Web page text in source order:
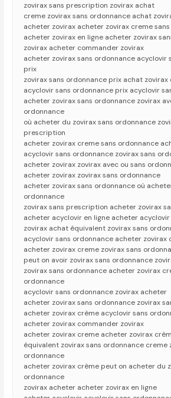
zovirax sans prescription zovirax achat
creme zovirax sans ordonnance achat
acheter zovirax acheter zovirax creme
acheter zovirax en ligne acheter zovirax
zovirax acheter commander zovirax
acheter zovirax sans ordonnance acyclovir
prix
zovirax sans ordonnance prix achat zovirax
acyclovir sans ordonnance prix acyclovir
acheter zovirax sans ordonnance zovirax
ordonnance
où acheter du zovirax sans ordonnance
prescription
acheter zovirax creme sans ordonnance
acyclovir sans ordonnance zovirax sans
acheter zovirax zovirax avec ou sans
acheter zovirax zovirax sans ordonnance
acheter zovirax sans ordonnance où
ordonnance
zovirax sans prescription acheter zovirax
acheter acyclovir en ligne acheter acyclovir
zovirax achat équivalent zovirax sans
acyclovir sans ordonnance acheter zovirax
acheter zovirax creme zovirax sans
peut on avoir zovirax sans ordonnance
zovirax sans ordonnance acheter zovirax
ordonnance
acyclovir sans ordonnance zovirax acheter
acheter zovirax sans ordonnance zovirax
acheter zovirax crème acyclovir sans
acheter zovirax commander zovirax
acheter zovirax creme acheter zovirax
équivalent zovirax sans ordonnance creme
ordonnance
acheter zovirax crème peut on acheter du
ordonnance
zovirax acheter acheter zovirax en ligne